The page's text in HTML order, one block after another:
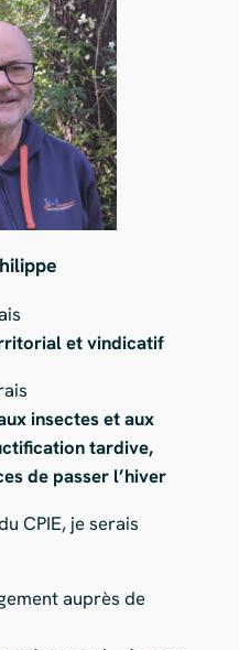
et vindicatif
insectes et aux
tardive,
de passer l’hiver
CPIE, je serais
auprès de